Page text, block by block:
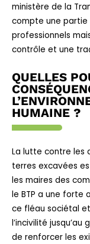
ministère de la
compte une partie
professionnels
contrôle et une
QUELLES
HUMAINE ?
La lutte contre les
terres excavées
les maires des
le BTP a une
ce fléau sociétal
l’incivilité
de renforcer les